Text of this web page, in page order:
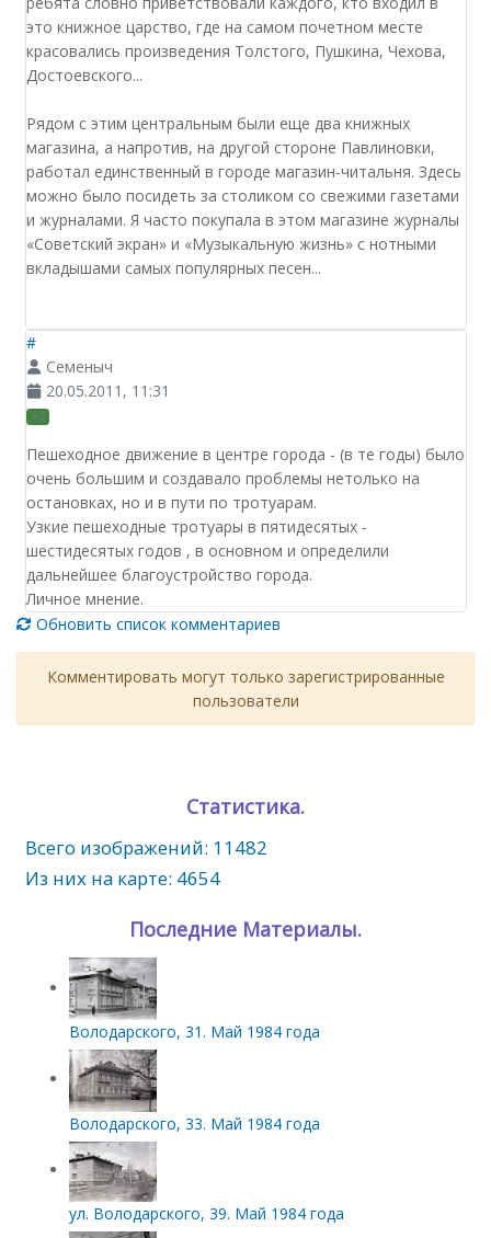
это книжное царство, где на самом почетном месте
красовались произведения Толстого, Пушкина, Чехова,
Достоевского...
Рядом с этим центральным были еще два книжных
магазина, а напротив, на другой стороне Павлиновки,
работал единственный в городе магазин-читальня. Здесь
можно было посидеть за столиком со свежими газетами
и журналами. Я часто покупала в этом магазине журналы
«Советский экран» и «Музыкальную жизнь» с нотными
вкладышами самых популярных песен...
#
Семеныч
20.05.2011, 11:31
+1
Пешеходное движение в центре города - (в те годы) было
очень большим и создавало проблемы нетолько на
остановках, но и в пути по тротуарам.
Узкие пешеходные тротуары в пятидесятых -
шестидесятых годов , в основном и определили
дальнейшее благоустройство города.
Личное мнение.
Обновить список комментариев
Комментировать могут только зарегистрированные
пользователи
Статистика.
Всего изображений: 11482
Из них на карте: 4654
Последние Материалы.
Володарского, 31. Май 1984 года
Володарского, 33. Май 1984 года
ул. Володарского, 39. Май 1984 года